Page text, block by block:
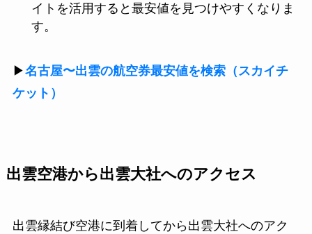
イトを活用すると最安値を見つけやすくなりま
す。
▶名古屋〜出雲の航空券最安値を検索（スカイチ
ケット）
出雲空港から出雲大社へのアクセス
出雲縁結び空港に到着してから出雲大社へのアク